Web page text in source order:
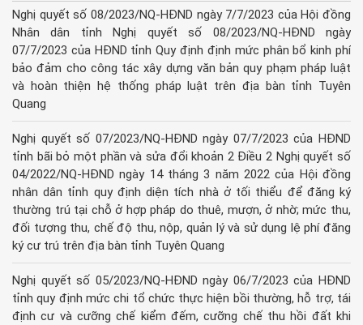
Nghị quyết số 08/2023/NQ-HĐND ngày 7/7/2023 của Hội đồng
Nhân dân tỉnh Nghị quyết số 08/2023/NQ-HĐND ngày
07/7/2023 của HĐND tỉnh Quy định định mức phân bổ kinh phí
bảo đảm cho công tác xây dựng văn bản quy phạm pháp luật
và hoàn thiện hệ thống pháp luật trên địa bàn tỉnh Tuyên
Quang
Nghị quyết số 07/2023/NQ-HĐND ngày 07/7/2023 của HĐND
tỉnh bãi bỏ một phần và sửa đổi khoản 2 Điều 2 Nghị quyết số
04/2022/NQ-HĐND ngày 14 tháng 3 năm 2022 của Hội đồng
nhân dân tỉnh quy định diện tích nhà ở tối thiểu để đăng ký
thường trú tại chỗ ở hợp pháp do thuê, mượn, ở nhờ; mức thu,
đối tượng thu, chế độ thu, nộp, quản lý và sử dụng lệ phí đăng
ký cư trú trên địa bàn tỉnh Tuyên Quang
Nghị quyết số 05/2023/NQ-HĐND ngày 06/7/2023 của HĐND
tỉnh quy định mức chi tổ chức thực hiện bồi thường, hỗ trợ, tái
định cư và cưỡng chế kiểm đếm, cưỡng chế thu hồi đất khi